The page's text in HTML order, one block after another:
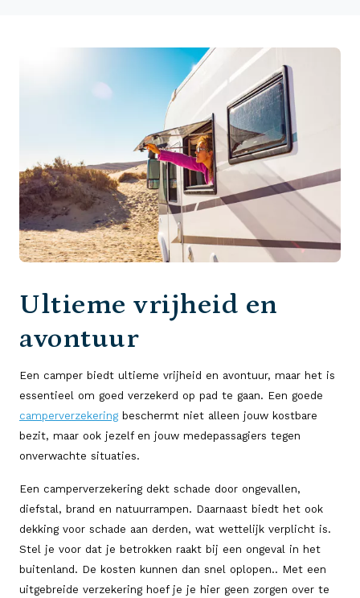
Ultieme vrijheid en
avontuur
Een camper biedt ultieme vrijheid en avontuur, maar het is
essentieel om goed verzekerd op pad te gaan. Een goede
camperverzekering beschermt niet alleen jouw kostbare
bezit, maar ook jezelf en jouw medepassagiers tegen
onverwachte situaties.
Een camperverzekering dekt schade door ongevallen,
diefstal, brand en natuurrampen. Daarnaast biedt het ook
dekking voor schade aan derden, wat wettelijk verplicht is.
Stel je voor dat je betrokken raakt bij een ongeval in het
buitenland. De kosten kunnen dan snel oplopen.. Met een
uitgebreide verzekering hoef je je hier geen zorgen over te